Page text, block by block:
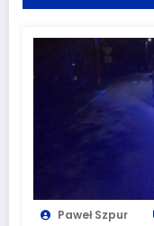
Paweł Szpur